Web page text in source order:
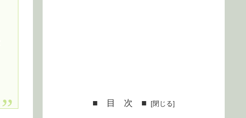
■ 目 次 ■